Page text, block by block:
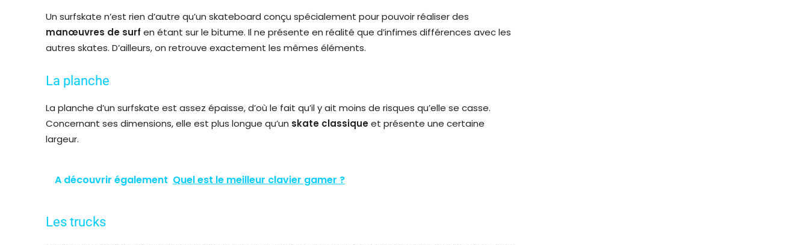
Un surfskate n’est rien d’autre qu’un skateboard conçu spécialement pour pouvoir réaliser des
manœuvres de surf en étant sur le bitume. Il ne présente en réalité que d’infimes différences avec les
autres skates. D’ailleurs, on retrouve exactement les mêmes éléments.
La planche
La planche d’un surfskate est assez épaisse, d’où le fait qu’il y ait moins de risques qu’elle se casse.
Concernant ses dimensions, elle est plus longue qu’un skate classiqueet présente une certaine
largeur.
A découvrir également Quel est le meilleur clavier gamer ?
Les trucks